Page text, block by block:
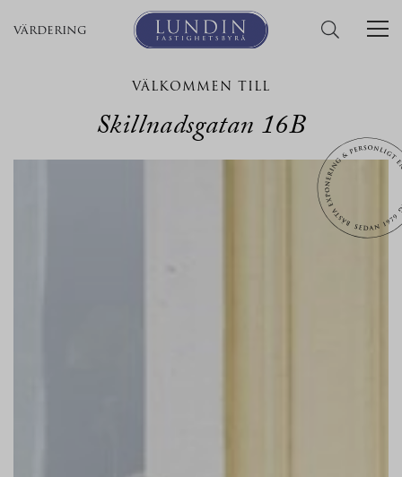
värdering
VÄLKOMMEN TILL
Skillnadsgatan 16B